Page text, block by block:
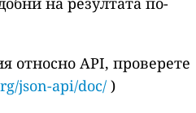
относно API, проверете
json-api/doc/ )